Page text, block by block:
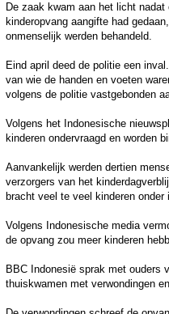
De zaak kwam aan het licht
kinderopvang aangifte had
onmenselijk werden behandeld.
Eind april deed de politie een
van wie de handen en voeten
volgens de politie vastgebonden
Volgens het Indonesische
kinderen ondervraagd en worden
Aanvankelijk werden dertien
verzorgers van het
bracht veel te veel kinderen onder
Volgens Indonesische media
de opvang zou meer kinderen
BBC Indonesië sprak met ouders
thuiskwamen met verwondingen